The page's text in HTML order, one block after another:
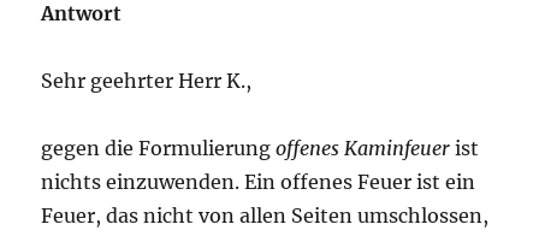
Antwort
Sehr geehrter Herr K.,
gegen die Formulierungoffenes Kaminfeuer ist
nichts einzuwenden. Ein offenes Feuer ist ein
Feuer, das nicht von allen Seiten umschlossen,